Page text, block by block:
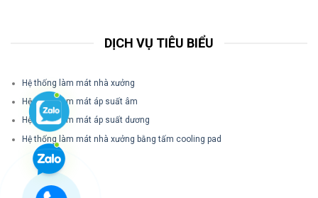
DỊCH VỤ TIÊU BIỂU
Hệ thống làm mát nhà xưởng
Hệ thống làm mát áp suất âm
Hệ thống làm mát áp suất dương
Hệ thống làm mát nhà xưởng bằng tấm cooling pad